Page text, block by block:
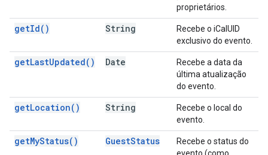
proprietários.
getId( ) String
Recebe o iCalUID
exclusivo do evento.
getLastUpdated( ) Date
Recebe a data da
última atualização
do evento.
getLocation( ) String
Recebe o local do
evento.
getMyStatus( ) GuestStatus
Recebe o status do